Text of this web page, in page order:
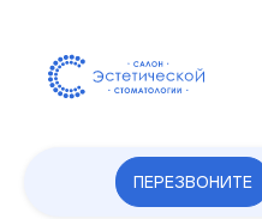
ПЕРЕЗВОНИТЕ